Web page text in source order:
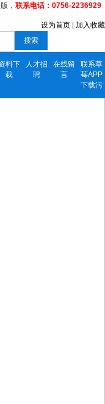
， 联系电话：0756-2236929
设为首页
加入收藏
搜索
料下
载
人才招
聘
在线留
言
联系草
莓APP
下载污